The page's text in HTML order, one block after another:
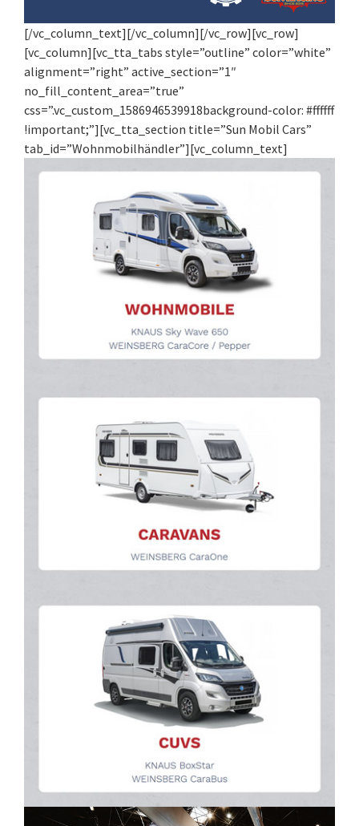
[/vc_column_text][/vc_column][/vc_row][vc_row]
[vc_column][vc_tta_tabs style=”outline” color=”white”
alignment=”right” active_section=”1″
no_fill_content_area=”true”
css=”.vc_custom_1586946539918background-color: #ffffff
!important;”][vc_tta_section title=”Sun Mobil Cars”
tab_id=”Wohnmobilhändler”][vc_column_text]